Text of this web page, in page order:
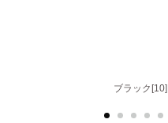
ブラック[10]
チョコ[56]